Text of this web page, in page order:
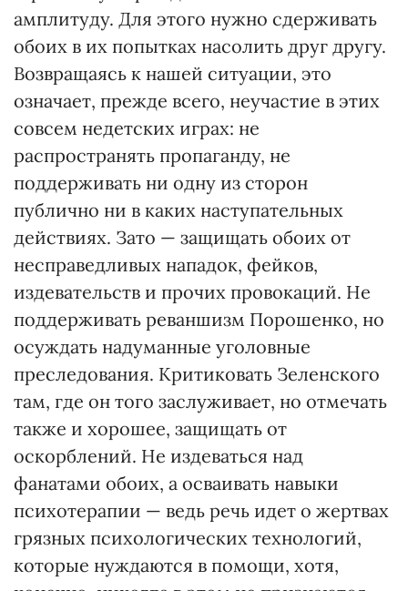
амплитуду. Для этого нужно сдерживать
обоих в их попытках насолить друг другу.
Возвращаясь к нашей ситуации, это
означает, прежде всего, неучастие в этих
совсем недетских играх: не
распространять пропаганду, не
поддерживать ни одну из сторон
публично ни в каких наступательных
действиях. Зато — защищать обоих от
несправедливых нападок, фейков,
издевательств и прочих провокаций. Не
поддерживать реваншизм Порошенко, но
осуждать надуманные уголовные
преследования. Критиковать Зеленского
там, где он того заслуживает, но отмечать
также и хорошее, защищать от
оскорблений. Не издеваться над
фанатами обоих, а осваивать навыки
психотерапии — ведь речь идет о жертвах
грязных психологических технологий,
которые нуждаются в помощи, хотя,